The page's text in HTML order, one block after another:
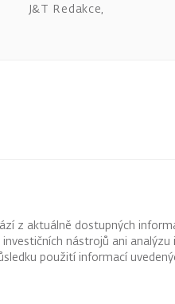
J&T Redakce,
z aktuálně dostupných
nástrojů ani
použití informací